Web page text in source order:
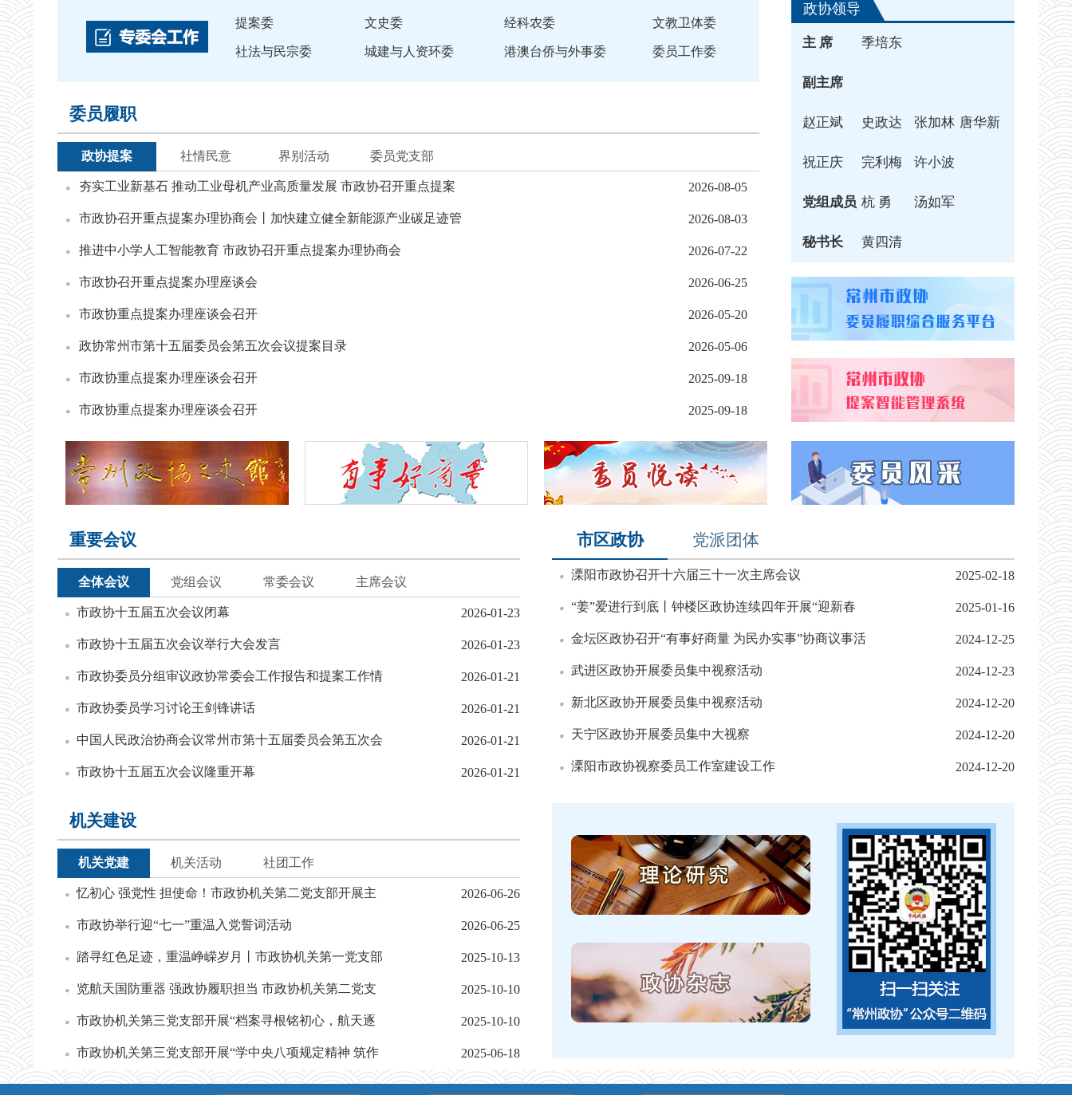
提案委 文史委 经科农委 文教卫体委
社法与民宗委 城建与人资环委 港澳台侨与外事委 委员工作委
委员履职
政协提案 社情民意 界别活动 委员党支部
夯实工业新基石 推动工业母机产业高质量发展 市政协召开重点提案 2026-08-05
市政协召开重点提案办理协商会丨加快建立健全新能源产业碳足迹管 2026-08-03
推进中小学人工智能教育 市政协召开重点提案办理协商会 2026-07-22
市政协召开重点提案办理座谈会 2026-06-25
市政协重点提案办理座谈会召开 2026-05-20
政协常州市第十五届委员会第五次会议提案目录 2026-05-06
市政协重点提案办理座谈会召开 2025-09-18
市政协重点提案办理座谈会召开 2025-09-18
政协领导
主 席 季培东
副主席
赵正斌 史政达 张加林 唐华新
祝正庆 完利梅 许小波
党组成员 杭 勇 汤如军
秘书长 黄四清
重要会议
全体会议 党组会议 常委会议 主席会议
市政协十五届五次会议闭幕 2026-01-23
市政协十五届五次会议举行大会发言 2026-01-23
市政协委员分组审议政协常委会工作报告和提案工作情 2026-01-21
市政协委员学习讨论王剑锋讲话 2026-01-21
中国人民政治协商会议常州市第十五届委员会第五次会 2026-01-21
市政协十五届五次会议隆重开幕 2026-01-21
市区政协 党派团体
溧阳市政协召开十六届三十一次主席会议 2025-02-18
“姜”爱进行到底丨钟楼区政协连续四年开展“迎新春 2025-01-16
金坛区政协召开“有事好商量 为民办实事”协商议事活 2024-12-25
武进区政协开展委员集中视察活动 2024-12-23
新北区政协开展委员集中视察活动 2024-12-20
天宁区政协开展委员集中大视察 2024-12-20
溧阳市政协视察委员工作室建设工作 2024-12-20
机关建设
机关党建 机关活动 社团工作
忆初心 强党性 担使命！市政协机关第二党支部开展主 2026-06-26
市政协举行迎“七一”重温入党誓词活动 2026-06-25
踏寻红色足迹，重温峥嵘岁月丨市政协机关第一党支部 2025-10-13
览航天国防重器 强政协履职担当 市政协机关第二党支 2025-10-10
市政协机关第三党支部开展“档案寻根铭初心，航天逐 2025-10-10
市政协机关第三党支部开展“学中央八项规定精神 筑作 2025-06-18